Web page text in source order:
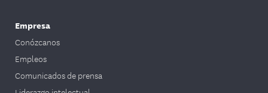
Empresa
Conózcanos
Empleos
Comunicados de prensa